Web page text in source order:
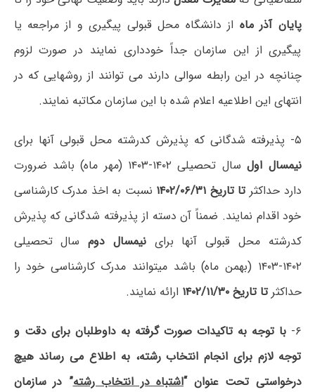
پایان آذر ماه از دانشگاه محل قبولی پیگیری و از مراجعه یا
پیگیری از این سازمان جداً خودداری نمایند در صورت لزوم
چنانچه در این رابطه سوالی دارند می توانند از روشهایی که در
انتهای این اطلاعیه اعلام شده با این سازمان مکاتبه نمایند.
۵- پذیرفته شدگانی که پذیرش کدرشته محل قبولی آنها برای
نیمسال اول
سال تحصیلی ۱۴۰۲-۱۴۰۳ (مهر ماه) باشد ضرورت
دارد حداکثرتا تاریخ ۱۴۰۲/۰۶/۳۱
نسبت به اخذ مدرک کارشناسی
خود اقدام نمایند. ضمناً آن دسته از پذیرفته شدگانی که پذیرش
کدرشته محل قبولی آنها براینیمسال دوم سال تحصیلی
۱۴۰۲-۱۴۰۳ (بهمن ماه) باشد میتوانند مدرک کارشناسی خود را
حداکثرتا تاریخ ۱۴۰۲/۱۱/۳۰ ارائه نمایند.
۶- با توجه به تاکیدات صورت گرفته به داوطلبان برای دقت و
توجه لازم برای انجام انتخاب رشته، به اطلاع می رساند هیچ
درخواستی تحت عنوان “اشتباه در انتخاب رشته” در سازمان